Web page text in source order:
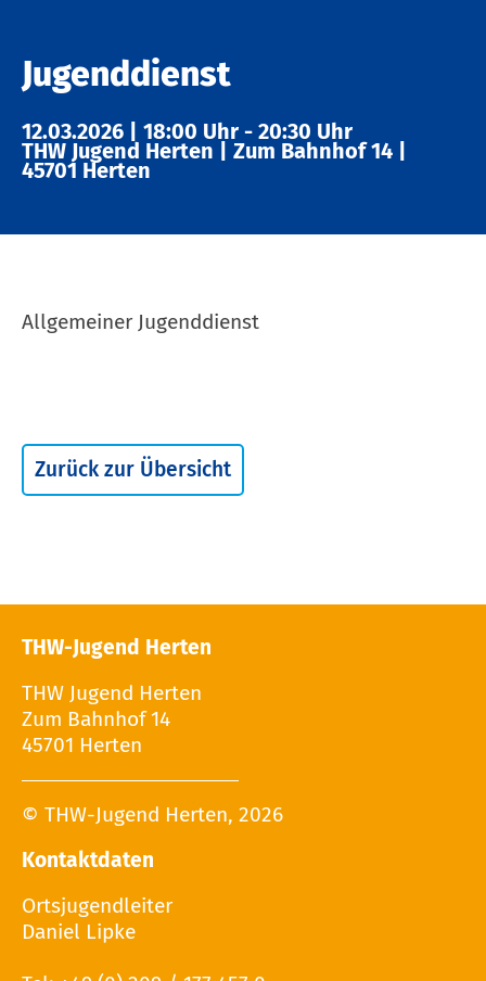
Jugenddienst
12.03.2026 18:00 Uhr - 20:30 Uhr
THW Jugend Herten Zum Bahnhof 14
45701 Herten
Allgemeiner Jugenddienst
Zurück zur Übersicht
THW-Jugend Herten
THW Jugend Herten
Zum Bahnhof 14
45701 Herten
© THW-Jugend Herten, 2026
Kontaktdaten
Ortsjugendleiter
Daniel Lipke